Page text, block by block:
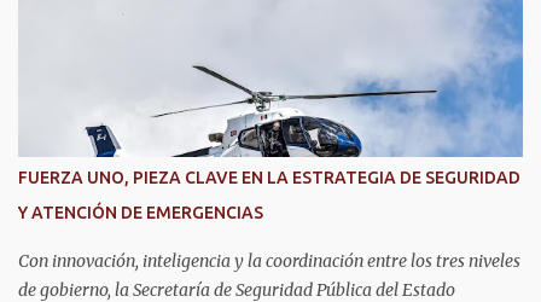
FUERZA UNO, PIEZA CLAVE EN LA ESTRATEGIA DE SEGURIDAD
Y ATENCIÓN DE EMERGENCIAS
Con innovación, inteligencia y la coordinación entre los tres niveles
de gobierno, la Secretaría de Seguridad Pública del Estado